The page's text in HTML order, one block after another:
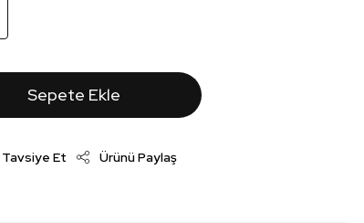
Sepete Ekle
Tavsiye Et Ürünü Paylaş